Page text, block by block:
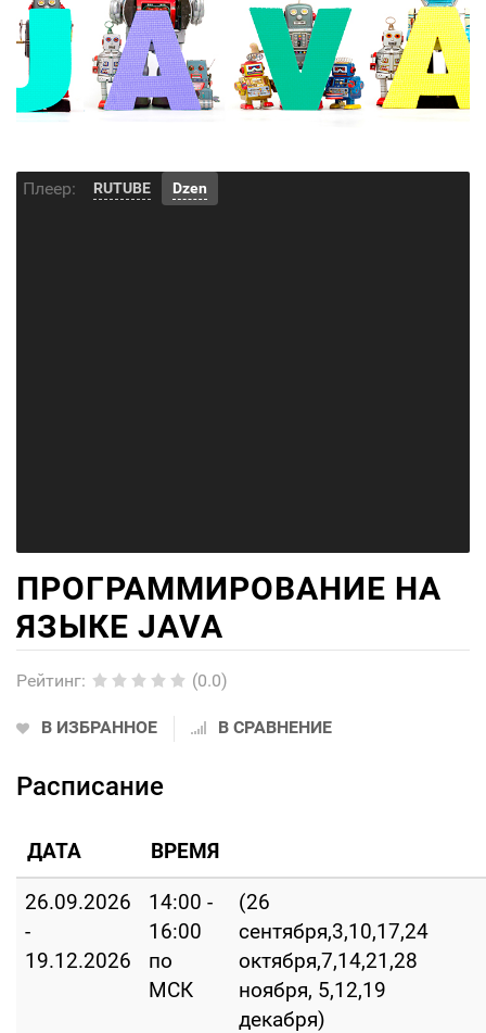
Плеер: RUTUBE Dzen
ПРОГРАММИРОВАНИЕ НА
ЯЗЫКЕ JAVA
Рейтинг: (0.0)
В ИЗБРАННОЕ В СРАВНЕНИЕ
Расписание
ДАТА ВРЕМЯ
26.09.2026
-
19.12.2026
14:00 -
16:00
по
МСК
(26
сентября,3,10,17,24
октября,7,14,21,28
ноября, 5,12,19
декабря)